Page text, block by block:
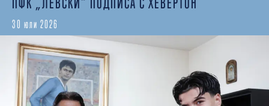
30 юли 2026